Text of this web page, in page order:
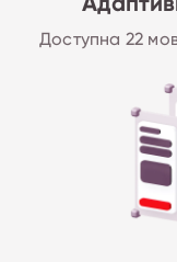
Доступна 22